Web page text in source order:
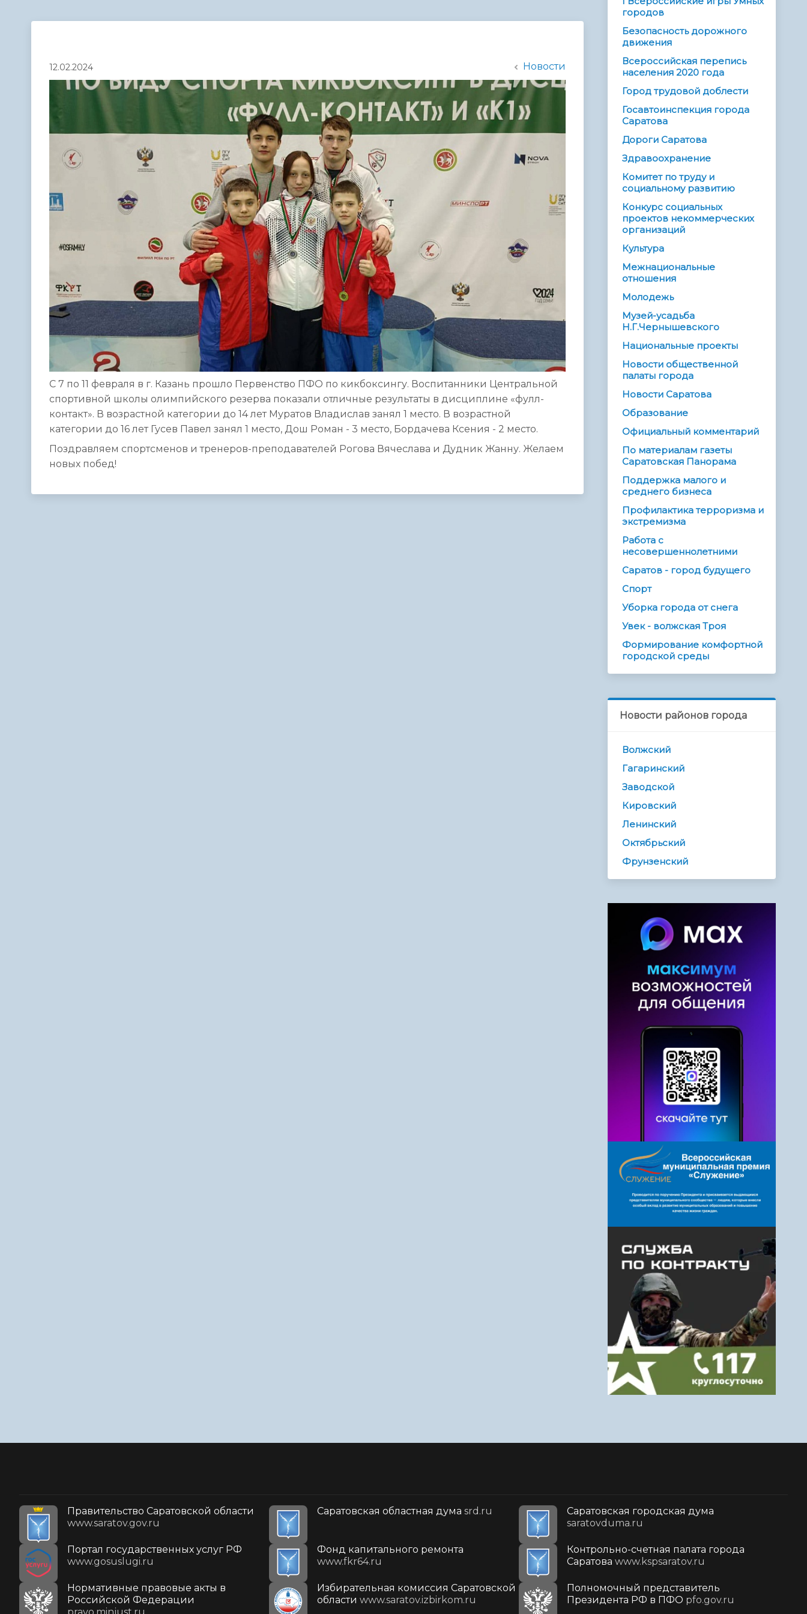
администрации
12.02.2024 Новости
С 7 по 11 февраля в г. Казань прошло Первенство ПФО по кикбоксингу. Воспитанники Центральной
спортивной школы олимпийского резерва показали отличные результаты в дисциплине «фулл-
контакт». В возрастной категории до 14 лет Муратов Владислав занял 1 место. В возрастной
категории до 16 лет Гусев Павел занял 1 место, Дош Роман - 3 место, Бордачева Ксения - 2 место.
Поздравляем спортсменов и тренеров-преподавателей Рогова Вячеслава и Дудник Жанну. Желаем
новых побед!
городов
Безопасность дорожного
движения
Всероссийская перепись
населения 2020 года
Город трудовой доблести
Госавтоинспекция города
Саратова
Дороги Саратова
Здравоохранение
Комитет по труду и
социальному развитию
Конкурс социальных
проектов некоммерческих
организаций
Культура
Межнациональные
отношения
Молодежь
Музей-усадьба
Н.Г.Чернышевского
Национальные проекты
Новости общественной
палаты города
Новости Саратова
Образование
Официальный комментарий
По материалам газеты
Саратовская Панорама
Поддержка малого и
среднего бизнеса
Профилактика терроризма и
экстремизма
Работа с
несовершеннолетними
Саратов - город будущего
Спорт
Уборка города от снега
Увек - волжская Троя
Формирование комфортной
городской среды
Новости районов города
Волжский
Гагаринский
Заводской
Кировский
Ленинский
Октябрьский
Фрунзенский
Правительство Саратовской области
www.saratov.gov.ru
Саратовская областная дума srd.ru
Саратовская городская дума
saratovduma.ru
Портал государственных услуг РФ
www.gosuslugi.ru
Фонд капитального ремонта
www.fkr64.ru
Контрольно-счетная палата города
Саратова www.kspsaratov.ru
Нормативные правовые акты в
Российской Федерации
Избирательная комиссия Саратовской
области www.saratov.izbirkom.ru
Полномочный представитель
Президента РФ в ПФО pfo.gov.ru